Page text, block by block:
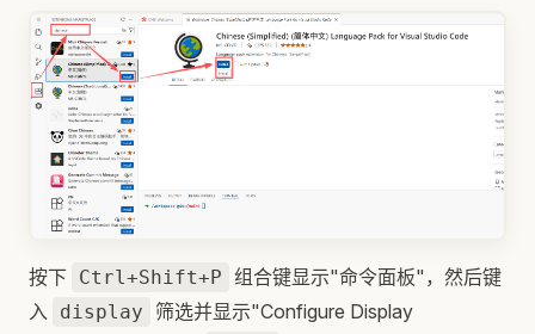
按下 Ctrl+Shift+P 组合键显示"命令面板"，然后键
入
display
筛选并显示"Configure Display